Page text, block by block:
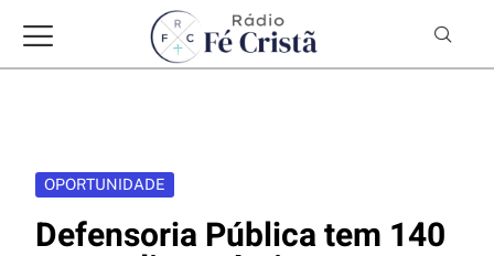
OPORTUNIDADE
Defensoria Pública tem 140